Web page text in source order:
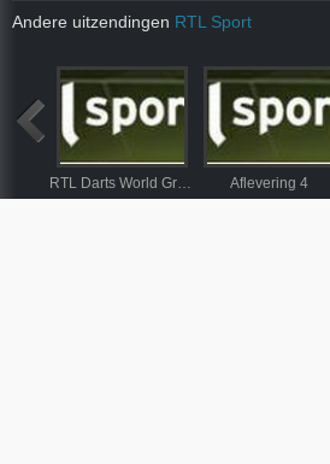
Andere uitzendingen RTL Sport
RTL Darts World Grand Prix Aflevering 4